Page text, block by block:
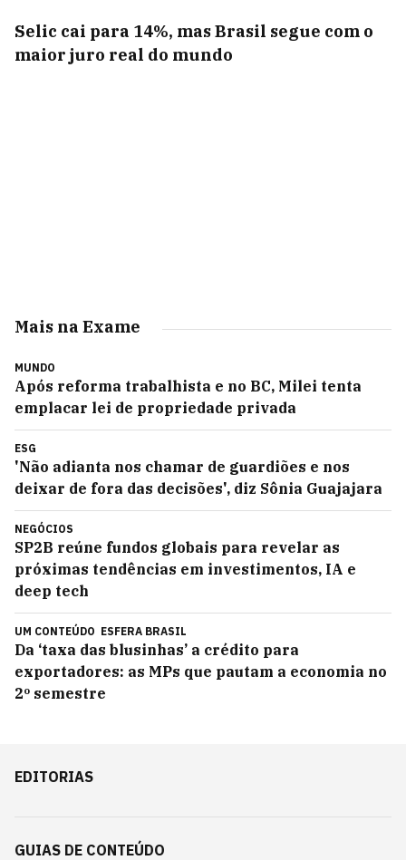
Selic cai para 14%, mas Brasil segue com o
maior juro real do mundo
Mais na Exame
MUNDO
Após reforma trabalhista e no BC, Milei tenta
emplacar lei de propriedade privada
ESG
'Não adianta nos chamar de guardiões e nos
deixar de fora das decisões', diz Sônia Guajajara
NEGÓCIOS
SP2B reúne fundos globais para revelar as
próximas tendências em investimentos, IA e
deep tech
UM CONTEÚDO ESFERA BRASIL
Da ‘taxa das blusinhas’ a crédito para
exportadores: as MPs que pautam a economia no
2º semestre
EDITORIAS
GUIAS DE CONTEÚDO